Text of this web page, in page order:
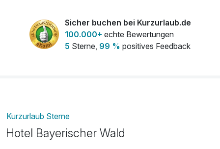
Sicher buchen bei Kurzurlaub.de
100.000+ echte Bewertungen
5 Sterne, 99 % positives Feedback
Kurzurlaub Sterne
Hotel Bayerischer Wald